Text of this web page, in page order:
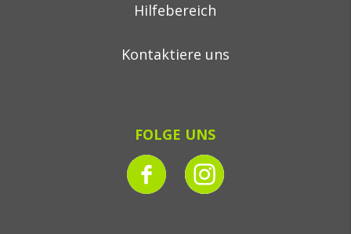
Hilfebereich
Kontaktiere uns
FOLGE UNS